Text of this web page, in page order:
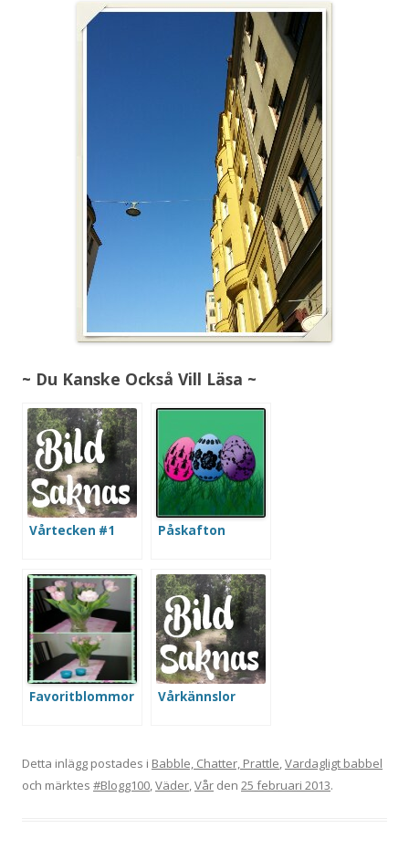
~ Du Kanske Också Vill Läsa ~
Vårtecken #1 Påskafton
Favoritblommor Vårkännslor
Detta inlägg postades i Babble, Chatter, Prattle,Vardagligt babbel
och märktes #Blogg100,Väder,Vår den 25 februari 2013.